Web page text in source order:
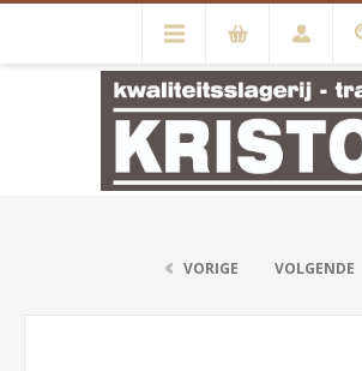
VORIGE VOLGENDE